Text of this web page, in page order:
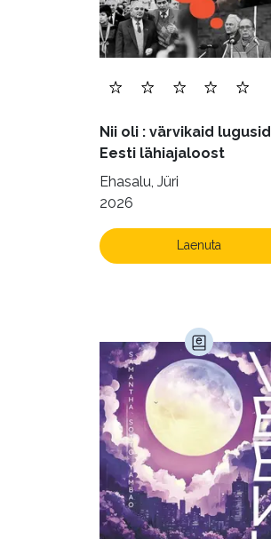
Nii oli : värvikaid lugusid
Eesti lähiajaloost
Ehasalu, Jüri
2026
Laenuta